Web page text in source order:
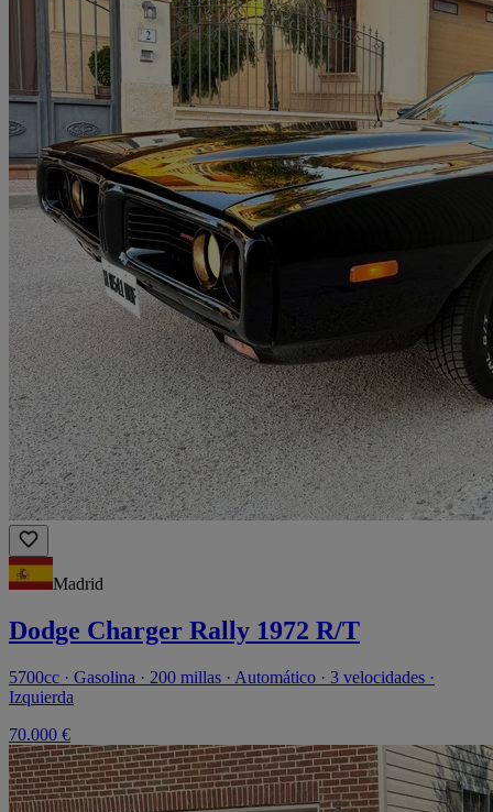
Madrid
Dodge Charger Rally 1972 R/T
5700cc · Gasolina · 200 millas · Automático · 3 velocidades ·
Izquierda
70.000 €